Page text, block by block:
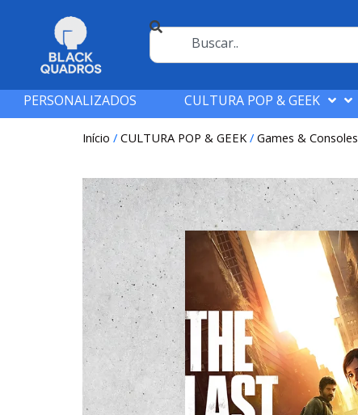
PERSONALIZADOS CULTURA POP & GEEK
Início / CULTURA POP & GEEK/ Games & Consoles